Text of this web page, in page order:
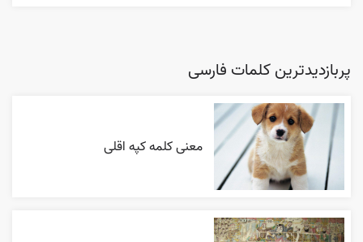
پربازدیدترین کلمات فارسی
معنی کلمه کپه اقلی